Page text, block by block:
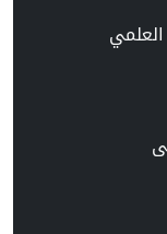
العلمي